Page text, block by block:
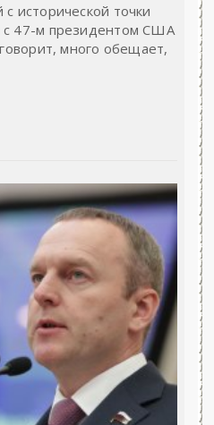
исторической точки
47-м президентом США
много обещает,